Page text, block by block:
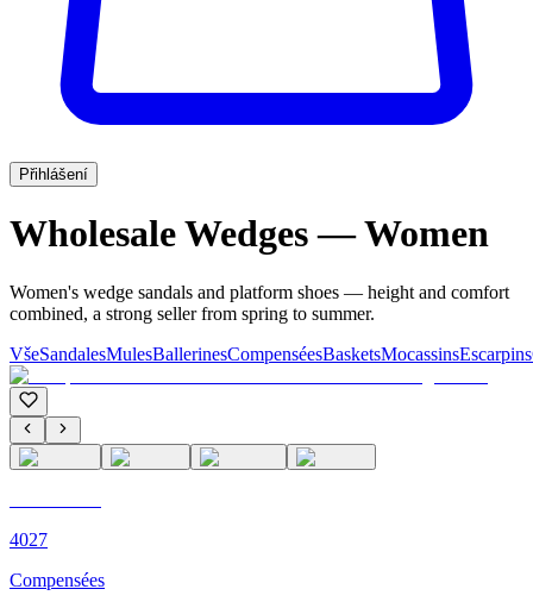
Přihlášení
Wholesale Wedges — Women
Women's wedge sandals and platform shoes — height and comfort
combined, a strong seller from spring to summer.
VšeSandalesMulesBallerinesCompenséesBasketsMocassinsEscarpins
4027
Compensées